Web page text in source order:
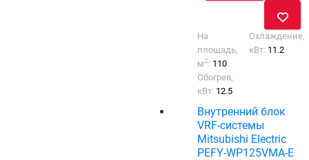
На
площадь,
м2: 110
Охлаждение,
кВт: 11.2
Обогрев,
кВт: 12.5
Внутренний блок
VRF-системы
Mitsubishi Electric
PEFY-WP125VMA-E